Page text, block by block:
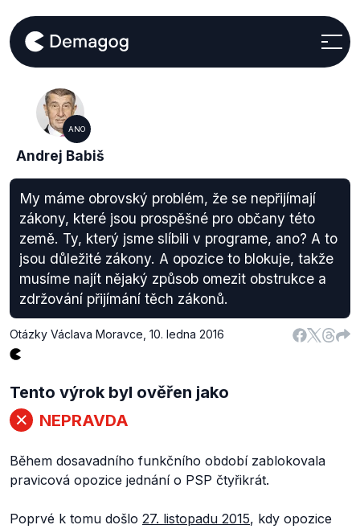
ANO
Andrej Babiš
My máme obrovský problém, že se nepřijímají
zákony, které jsou prospěšné pro občany této
země. Ty, který jsme slíbili v programe, ano? A to
jsou důležité zákony. A opozice to blokuje, takže
musíme najít nějaký způsob omezit obstrukce a
zdržování přijímání těch zákonů.
Otázky Václava Moravce 10. ledna 2016
Tento výrok byl ověřen jako
NEPRAVDA
Během dosavadního funkčního období zablokovala
pravicová opozice jednání o PSP čtyřikrát.
Poprvé k tomu došlo 27. listopadu 2015, kdy opozice